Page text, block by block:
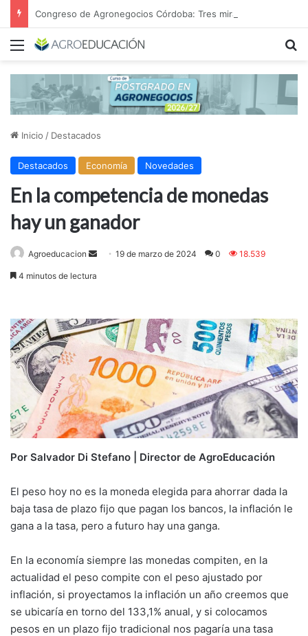
Menú
Inicio / Destacados
Destacados Economía Novedades
En la competencia de monedas
hay un ganador
Agroeducacion
Send19 de marzo de 2024 0 18.539
4 minutos de lectura
Por Salvador Di Stefano | Director de AgroEducación
El peso hoy no es la moneda elegida para ahorrar dada la
baja tasa de plazo fijo que pagan los bancos, la inflación le
gana a la tasa, pero a futuro hay una ganga.
En la economía siempre las monedas compiten, en la
actualidad el peso compite con el peso ajustado por
inflación, si proyectamos la inflación un año creemos que
se ubicaría en torno del 133,1% anual, y si colocamos
pesos en un plazo fijo tradicional nos pagaría una tasa